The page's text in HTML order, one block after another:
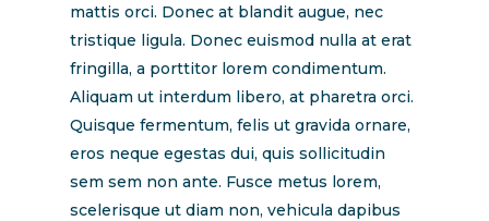
mattis orci. Donec at blandit augue, nec
tristique ligula. Donec euismod nulla at erat
fringilla, a porttitor lorem condimentum.
Aliquam ut interdum libero, at pharetra orci.
Quisque fermentum, felis ut gravida ornare,
eros neque egestas dui, quis sollicitudin
sem sem non ante. Fusce metus lorem,
scelerisque ut diam non, vehicula dapibus